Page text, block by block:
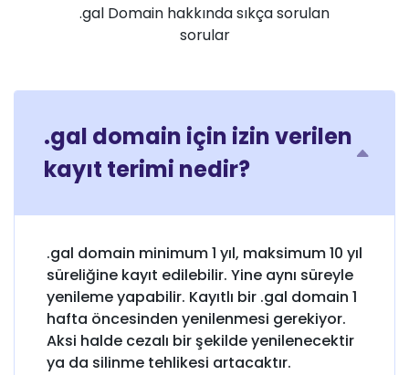
.gal Domain hakkında sıkça sorulan
sorular
.gal domain için izin verilen
kayıt terimi nedir?
.gal domain minimum 1 yıl, maksimum 10 yıl
süreliğine kayıt edilebilir. Yine aynı süreyle
yenileme yapabilir. Kayıtlı bir .gal domain 1
hafta öncesinden yenilenmesi gerekiyor.
Aksi halde cezalı bir şekilde yenilenecektir
ya da silinme tehlikesi artacaktır.